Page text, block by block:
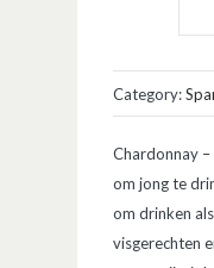
Category:
Chardonnay
om jong te
om drinken
visgerechten